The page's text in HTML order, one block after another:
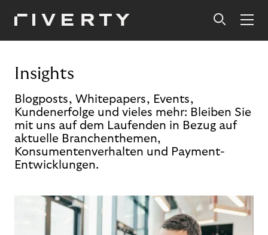
Insights
Blogposts, Whitepapers, Events,
Kundenerfolge und vieles mehr: Bleiben Sie
mit uns auf dem Laufenden in Bezug auf
aktuelle Branchenthemen,
Konsumentenverhalten und Payment-
Entwicklungen.